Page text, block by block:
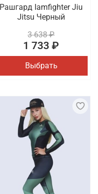
Рашгард Iamfighter Jiu
Jitsu Черный
3 638 ₽
1 733 ₽
Выбрать